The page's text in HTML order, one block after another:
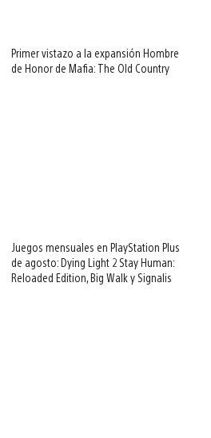
Primer vistazo a la expansión Hombre
de Honor de Mafia: The Old Country
Juegos mensuales en PlayStation Plus
de agosto: Dying Light 2 Stay Human:
Reloaded Edition, Big Walk y Signalis